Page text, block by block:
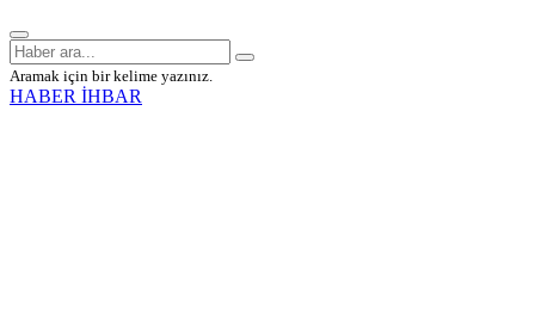
Aramak için bir kelime yazınız.
HABER İHBAR